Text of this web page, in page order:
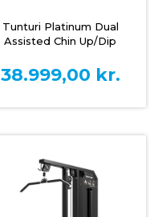
Tunturi Platinum Dual
Assisted Chin Up/Dip
38.999,00 kr.